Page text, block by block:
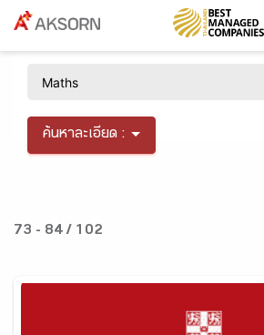
ค้นหาละเอียด :
73 - 84 / 102